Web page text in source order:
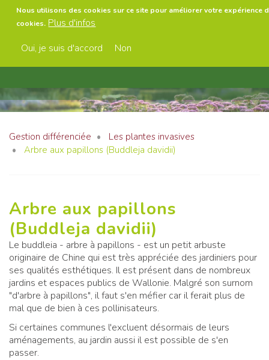
Nous utilisons des cookies sur ce site pour améliorer votre expérience
cookies. Plus d'infos
Oui, je suis d'accord
Non
Aller
principal
Gestion différenciée
Les plantes invasives
Arbre aux papillons (Buddleja davidii)
Arbre aux papillons
(Buddleja davidii)
Le buddleia - arbre à papillons - est un petit arbuste
originaire de Chine qui est très appréciée des jardiniers pour
ses qualités esthétiques. Il est présent dans de nombreux
jardins et espaces publics de Wallonie. Malgré son surnom
"d'arbre à papillons", il faut s'en méfier car il ferait plus de
mal que de bien à ces pollinisateurs.
Si certaines communes l'excluent désormais de leurs
aménagements, au jardin aussi il est possible de s'en
passer.